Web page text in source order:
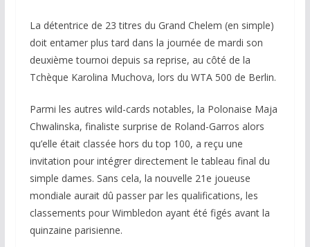
La détentrice de 23 titres du Grand Chelem (en simple)
doit entamer plus tard dans la journée de mardi son
deuxième tournoi depuis sa reprise, au côté de la
Tchèque Karolina Muchova, lors du WTA 500 de Berlin.
Parmi les autres wild-cards notables, la Polonaise Maja
Chwalinska, finaliste surprise de Roland-Garros alors
qu’elle était classée hors du top 100, a reçu une
invitation pour intégrer directement le tableau final du
simple dames. Sans cela, la nouvelle 21e joueuse
mondiale aurait dû passer par les qualifications, les
classements pour Wimbledon ayant été figés avant la
quinzaine parisienne.